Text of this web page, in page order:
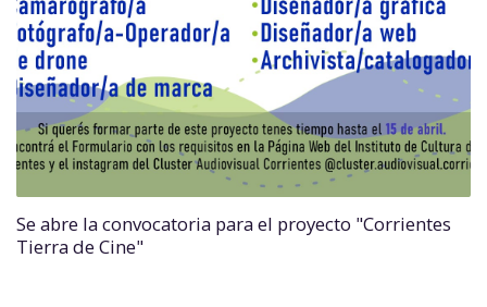
Se abre la convocatoria para el proyecto "Corrientes
Tierra de Cine"